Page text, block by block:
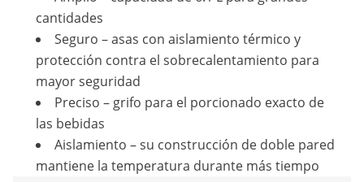
cantidades
Seguro – asas con aislamiento térmico y
protección contra el sobrecalentamiento para
mayor seguridad
Preciso – grifo para el porcionado exacto de
las bebidas
Aislamiento – su construcción de doble pared
mantiene la temperatura durante más tiempo